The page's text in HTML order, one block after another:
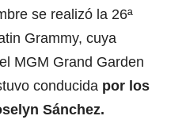
se realizó la 26ª
Grammy, cuya
MGM Grand Garden
conducida por los
Sánchez.